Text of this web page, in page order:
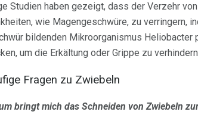
Studien haben gezeigt, dass der Verzehr
wie Magengeschwüre, zu verringern,
bildenden Mikroorganismus
um die Erkältung oder Grippe zu
Fragen zu Zwiebeln
bringt mich das Schneiden von Zwiebeln